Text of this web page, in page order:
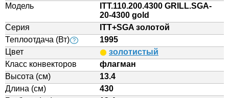
Модель
ITT.110.200.4300 GRILL.SGA-
20-4300 gold
Серия
ITT+SGA золотой
Теплоотдача (Вт) ?
1995
Цвет
золотистый
Класс конвекторов
флагман
Высота (см)
13.4
Длина (см)
430